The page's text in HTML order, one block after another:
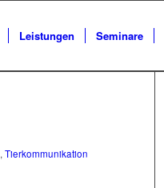
Leistungen Seminare
, Tierkommunikation